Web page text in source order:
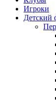
Игроки
Детский